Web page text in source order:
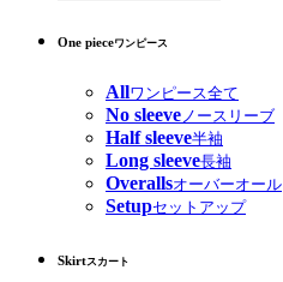
One pieceワンピース
Allワンピース全て
No sleeveノースリーブ
Half sleeve半袖
Long sleeve長袖
Overallsオーバーオール
Setupセットアップ
Skirtスカート